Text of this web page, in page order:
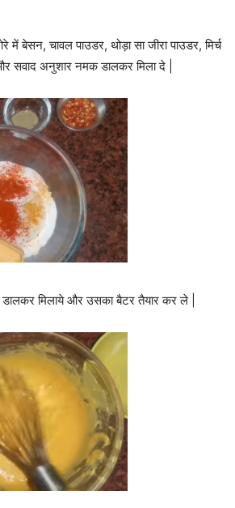
बेसन, चावल पाउडर, थोड़ा सा जीरा पाउडर, मिर्च
सवाद अनुशार नमक डालकर मिला दे |
डालकर मिलाये और उसका बैटर तैयार कर ले |